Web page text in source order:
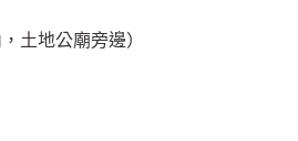
土地公廟旁邊）